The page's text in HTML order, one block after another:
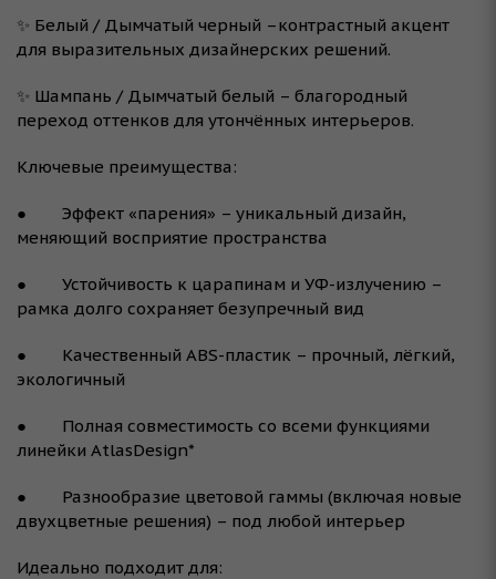
✨ Белый / Дымчатый черный –контрастный акцент
для выразительных дизайнерских решений.
✨ Шампань / Дымчатый белый – благородный
переход оттенков для утончённых интерьеров.
Ключевые преимущества:
● Эффект «парения» – уникальный дизайн,
меняющий восприятие пространства
● Устойчивость к царапинам и УФ-излучению –
рамка долго сохраняет безупречный вид
● Качественный ABS-пластик – прочный, лёгкий,
экологичный
● Полная совместимость со всеми функциями
линейки AtlasDesign*
● Разнообразие цветовой гаммы (включая новые
двухцветные решения) – под любой интерьер
Идеально подходит для: